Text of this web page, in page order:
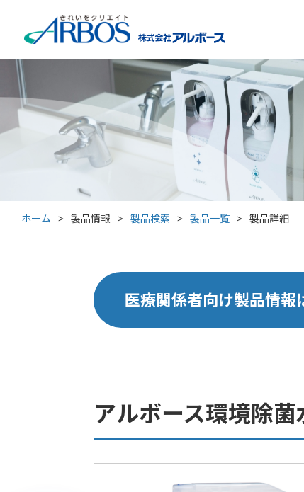
ホーム > 製品情報 > 製品検索 > 製品一覧 > 製品詳細
医療関係者向け製品情報
アルボース環境除菌